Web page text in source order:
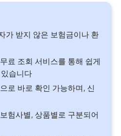
가 받지 않은 보험금이나 환
료 조회 서비스를 통해 쉽게
습니다
로 바로 확인 가능하며, 신
험사별, 상품별로 구분되어